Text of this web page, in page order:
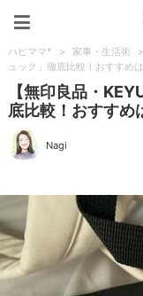
ハピママ* > 家事・生活術 >
ュック」徹底比較！おすすめ
【無印良品・
底比較！おすすめ
Nagi